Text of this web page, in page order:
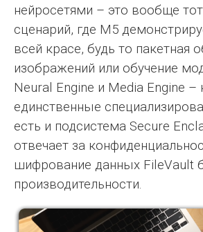
нейросетями – это вообще
сценарий, где M5
всей красе, будь то пакетная
изображений или обучение
Neural Engine и Media Engine –
единственные
есть и подсистема Secure
отвечает за
шифрование данных FileVault
производительности.